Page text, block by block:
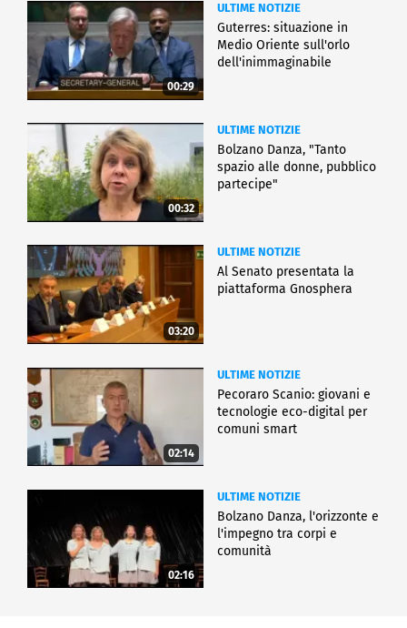
00:29
ULTIME NOTIZIE
Guterres: situazione in
Medio Oriente sull'orlo
dell'inimmaginabile
00:32
ULTIME NOTIZIE
Bolzano Danza, "Tanto
spazio alle donne, pubblico
partecipe"
03:20
ULTIME NOTIZIE
Al Senato presentata la
piattaforma Gnosphera
02:14
ULTIME NOTIZIE
Pecoraro Scanio: giovani e
tecnologie eco-digital per
comuni smart
02:16
ULTIME NOTIZIE
Bolzano Danza, l'orizzonte e
l'impegno tra corpi e
comunità